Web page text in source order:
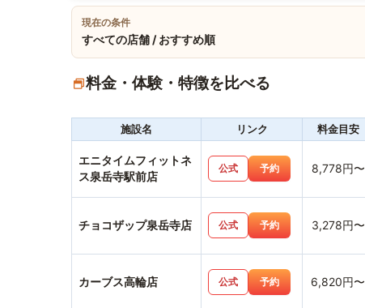
現在の条件
すべての店舗 / おすすめ順
料金・体験・特徴を比べる
施設名 リンク 料金目安
エニタイムフィットネ
ス泉岳寺駅前店
公式 予約 8,778円〜
チョコザップ泉岳寺店 公式 予約 3,278円〜
カーブス高輪店 公式 予約 6,820円〜